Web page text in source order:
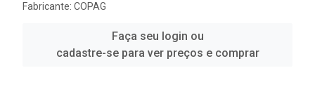
Fabricante: COPAG
Faça seu login ou
cadastre-se para ver preços e comprar